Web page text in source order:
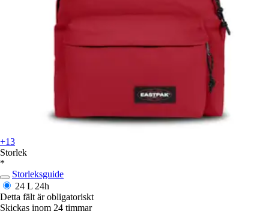
+13
Storlek
*
Storleksguide
24 L 24h
Detta fält är obligatoriskt
Skickas inom 24 timmar